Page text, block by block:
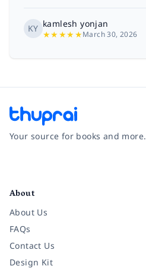
KY kamlesh yonjan
★★★★★March 30, 2026
Your source for books and more.
About
About Us
FAQs
Contact Us
Design Kit